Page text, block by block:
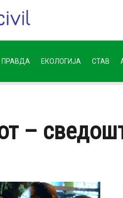
ПРАВДА ЕКОЛОГИЈА СТАВ
–